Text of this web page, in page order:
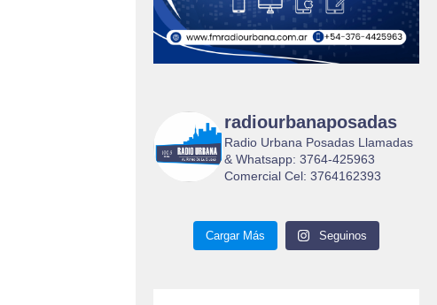
radiourbanaposadas
Radio Urbana Posadas Llamadas
& Whatsapp: 3764-425963
Comercial Cel: 3764162393
Cargar Más Seguinos